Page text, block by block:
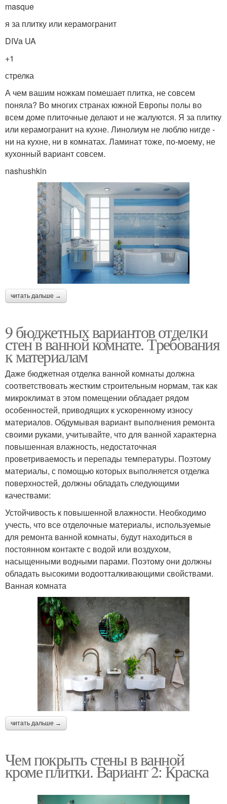
masque
я за плитку или керамогранит
DIVa UA
+1
стрелка
А чем вашим ножкам помешает плитка, не совсем
поняла? Во многих странах южной Европы полы во
всем доме плиточные делают и не жалуются. Я за плитку
или керамогранит на кухне. Линолиум не люблю нигде -
ни на кухне, ни в комнатах. Ламинат тоже, по-моему, не
кухонный вариант совсем.
nashushkin
читать дальше →
9 бюджетных вариантов отделки
стен в ванной комнате. Требования
к материалам
Даже бюджетная отделка ванной комнаты должна
соответствовать жестким строительным нормам, так как
микроклимат в этом помещении обладает рядом
особенностей, приводящих к ускоренному износу
материалов. Обдумывая вариант выполнения ремонта
своими руками, учитывайте, что для ванной характерна
повышенная влажность, недостаточная
проветриваемость и перепады температуры. Поэтому
материалы, с помощью которых выполняется отделка
поверхностей, должны обладать следующими
качествами:
Устойчивость к повышенной влажности. Необходимо
учесть, что все отделочные материалы, используемые
для ремонта ванной комнаты, будут находиться в
постоянном контакте с водой или воздухом,
насыщенными водными парами. Поэтому они должны
обладать высокими водоотталкивающими свойствами.
Ванная комната
читать дальше →
Чем покрыть стены в ванной
кроме плитки. Вариант 2: Краска